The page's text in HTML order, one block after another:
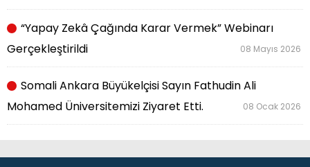
“Yapay Zekâ Çağında Karar Vermek” Webinarı
Gerçekleştirildi
08 Mayıs 2026
Somali Ankara Büyükelçisi Sayın Fathudin Ali
Mohamed Üniversitemizi Ziyaret Etti.
08 Ocak 2026